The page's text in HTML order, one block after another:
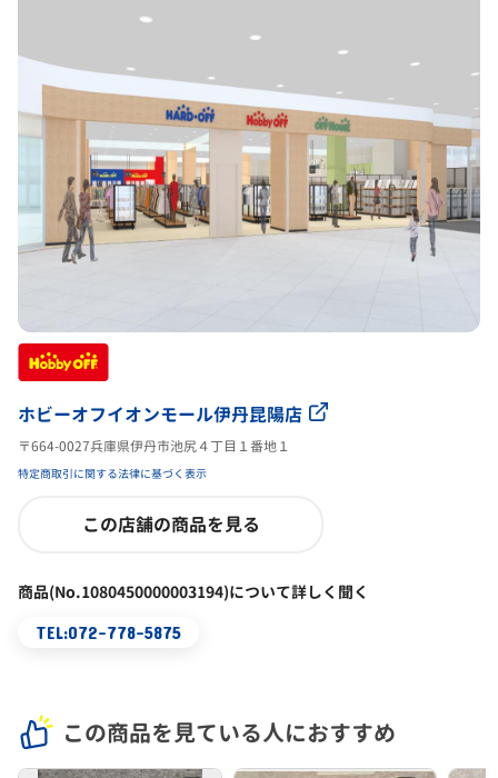
ホビーオフイオンモール伊丹昆陽店
〒664-0027兵庫県伊丹市池尻４丁目１番地１
特定商取引に関する法律に基づく表示
この店舗の商品を見る
商品(No.1080450000003194)について詳しく聞く
TEL:072-778-5875
この商品を見ている人におすすめ